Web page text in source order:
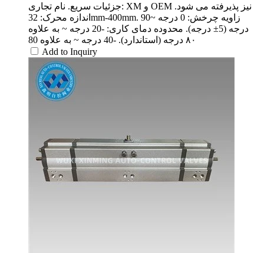
جزئیات سریع. نام تجاری: XM و OEM نیز پذیرفته می شود.
اندازه محرک: 32mm-400mm. زاویه چرخش: 0 درجه ~90
درجه (5± درجه). محدوده دمای کاری: -20 درجه ~ به علاوه
۸۰ درجه (استاندارد). -40 درجه ~ به علاوه 80
Add to Inquiry